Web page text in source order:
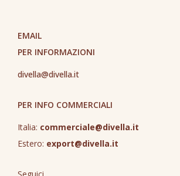
EMAIL
PER INFORMAZIONI
divella@divella.it
PER INFO COMMERCIALI
Italia: commerciale@divella.it
Estero: export@divella.it